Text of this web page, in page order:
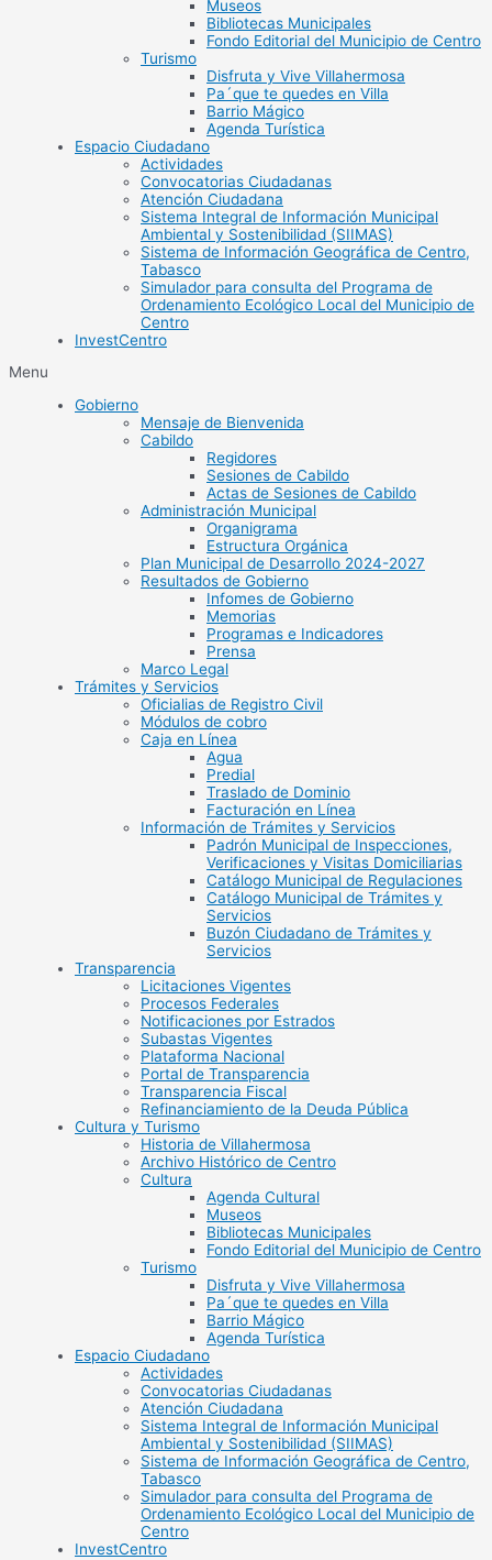
Museos
Bibliotecas Municipales
Fondo Editorial del Municipio de Centro
Turismo
Disfruta y Vive Villahermosa
Pa´que te quedes en Villa
Barrio Mágico
Agenda Turística
Espacio Ciudadano
Actividades
Convocatorias Ciudadanas
Atención Ciudadana
Sistema Integral de Información Municipal
Ambiental y Sostenibilidad (SIIMAS)
Sistema de Información Geográfica de Centro,
Tabasco
Simulador para consulta del Programa de
Ordenamiento Ecológico Local del Municipio de
Centro
InvestCentro
Menu
Gobierno
Mensaje de Bienvenida
Cabildo
Regidores
Sesiones de Cabildo
Actas de Sesiones de Cabildo
Administración Municipal
Organigrama
Estructura Orgánica
Plan Municipal de Desarrollo 2024-2027
Resultados de Gobierno
Infomes de Gobierno
Memorias
Programas e Indicadores
Prensa
Marco Legal
Trámites y Servicios
Oficialias de Registro Civil
Módulos de cobro
Caja en Línea
Agua
Predial
Traslado de Dominio
Facturación en Línea
Información de Trámites y Servicios
Padrón Municipal de Inspecciones,
Verificaciones y Visitas Domiciliarias
Catálogo Municipal de Regulaciones
Catálogo Municipal de Trámites y
Servicios
Buzón Ciudadano de Trámites y
Servicios
Transparencia
Licitaciones Vigentes
Procesos Federales
Notificaciones por Estrados
Subastas Vigentes
Plataforma Nacional
Portal de Transparencia
Transparencia Fiscal
Refinanciamiento de la Deuda Pública
Cultura y Turismo
Historia de Villahermosa
Archivo Histórico de Centro
Cultura
Agenda Cultural
Museos
Bibliotecas Municipales
Fondo Editorial del Municipio de Centro
Turismo
Disfruta y Vive Villahermosa
Pa´que te quedes en Villa
Barrio Mágico
Agenda Turística
Espacio Ciudadano
Actividades
Convocatorias Ciudadanas
Atención Ciudadana
Sistema Integral de Información Municipal
Ambiental y Sostenibilidad (SIIMAS)
Sistema de Información Geográfica de Centro,
Tabasco
Simulador para consulta del Programa de
Ordenamiento Ecológico Local del Municipio de
Centro
InvestCentro